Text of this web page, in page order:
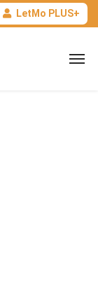
LetMo PLUS+